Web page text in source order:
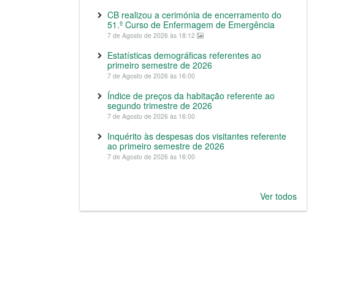
CB realizou a cerimónia de encerramento do
51.º Curso de Enfermagem de Emergência
7 de Agosto de 2026 às 18:12
Estatísticas demográficas referentes ao
primeiro semestre de 2026
7 de Agosto de 2026 às 16:00
Índice de preços da habitação referente ao
segundo trimestre de 2026
7 de Agosto de 2026 às 16:00
Inquérito às despesas dos visitantes referente
ao primeiro semestre de 2026
7 de Agosto de 2026 às 16:00
Ver todos